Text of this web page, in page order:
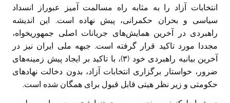
انتخابات آزاد را به مثابه راه مسالمت آمیز عبوراز انسداد
سیاسی و بحران حکمرانی، پیش نهاده است. این اندیشه
راهبردی در آخرین همایش‌های جریانات اصلی جمهوریخواه،
مجددا مورد تاکید قرار گرفته است. جبهه ملی ایران نیز در
آخرین بیانیه راهبردی خود (۳)، با تاکید بر ایجاد پیش زمینه‌های
ضرور، خواستار برگزاری انتخابات آزاد، بدون دخالت نهاد‌های
حکومتی و زیر نظر هیتی قابل قبول برای همگان شده است.